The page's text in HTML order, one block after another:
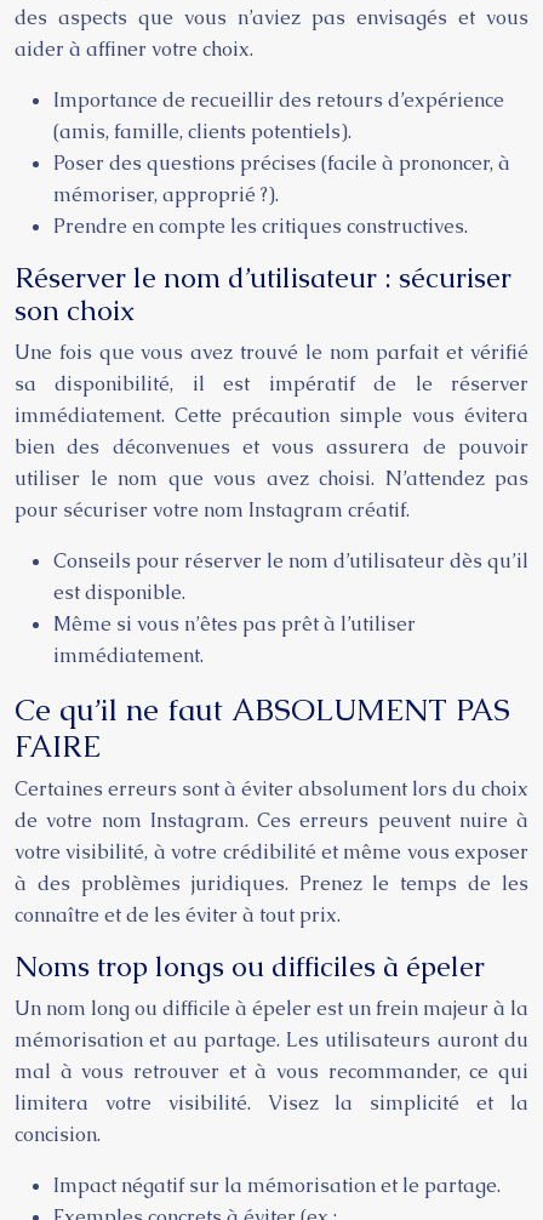
des aspects que vous n’aviez pas envisagés et vous
aider à affiner votre choix.
Importance de recueillir des retours d’expérience
(amis, famille, clients potentiels).
Poser des questions précises (facile à prononcer, à
mémoriser, approprié ?).
Prendre en compte les critiques constructives.
Réserver le nom d’utilisateur : sécuriser
son choix
Une fois que vous avez trouvé le nom parfait et vérifié
sa disponibilité, il est impératif de le réserver
immédiatement. Cette précaution simple vous évitera
bien des déconvenues et vous assurera de pouvoir
utiliser le nom que vous avez choisi. N’attendez pas
pour sécuriser votre nom Instagram créatif.
Conseils pour réserver le nom d’utilisateur dès qu’il
est disponible.
Même si vous n’êtes pas prêt à l’utiliser
immédiatement.
Ce qu’il ne faut ABSOLUMENT PAS
FAIRE
Certaines erreurs sont à éviter absolument lors du choix
de votre nom Instagram. Ces erreurs peuvent nuire à
votre visibilité, à votre crédibilité et même vous exposer
à des problèmes juridiques. Prenez le temps de les
connaître et de les éviter à tout prix.
Noms trop longs ou difficiles à épeler
Un nom long ou difficile à épeler est un frein majeur à la
mémorisation et au partage. Les utilisateurs auront du
mal à vous retrouver et à vous recommander, ce qui
limitera votre visibilité. Visez la simplicité et la
concision.
Impact négatif sur la mémorisation et le partage.